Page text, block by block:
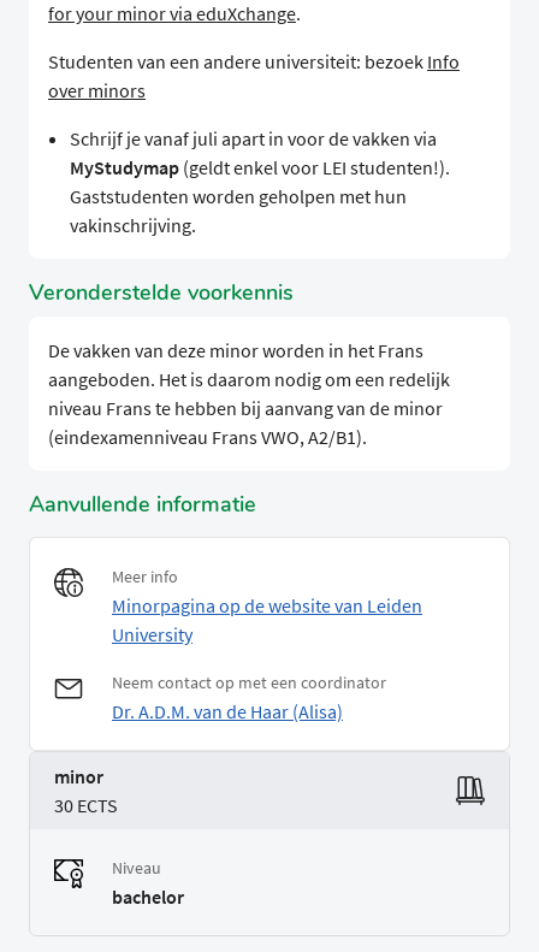
for your minor via eduXchange.
Studenten van een andere universiteit: bezoek Info
over minors
Schrijf je vanaf juli apart in voor de vakken via
MyStudymap(geldt enkel voor LEI studenten!).
Gaststudenten worden geholpen met hun
vakinschrijving.
Veronderstelde voorkennis
De vakken van deze minor worden in het Frans
aangeboden. Het is daarom nodig om een redelijk
niveau Frans te hebben bij aanvang van de minor
(eindexamenniveau Frans VWO, A2/B1).
Aanvullende informatie
Meer info
Minorpagina op de website van Leiden
University
Neem contact op met een coordinator
Dr. A.D.M. van de Haar (Alisa)
minor
30 ECTS
Niveau
bachelor